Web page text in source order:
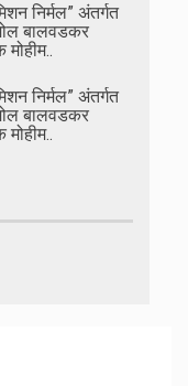
निर्मल” अंतर्गत
बालवडकर
निर्मल” अंतर्गत
बालवडकर